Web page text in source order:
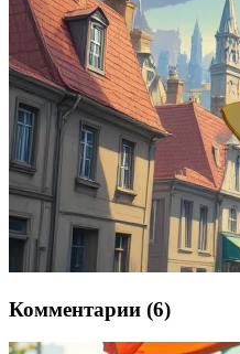
Комментарии (6)